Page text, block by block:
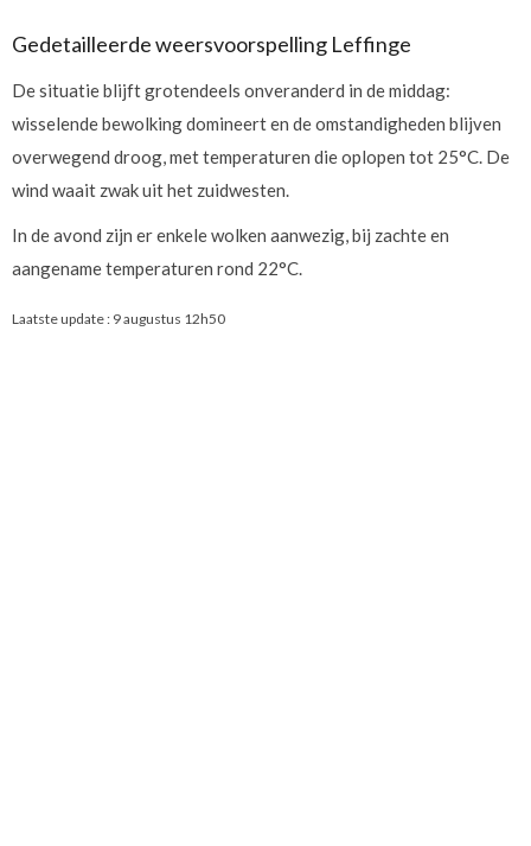
Gedetailleerde weersvoorspelling Leffinge
De situatie blijft grotendeels onveranderd in de middag:
wisselende bewolking domineert en de omstandigheden blijven
overwegend droog, met temperaturen die oplopen tot 25°C. De
wind waait zwak uit het zuidwesten.
In de avond zijn er enkele wolken aanwezig, bij zachte en
aangename temperaturen rond 22°C.
Laatste update : 9 augustus 12h50